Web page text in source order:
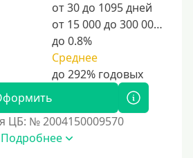
от 30 до 1095 дней
от 15 000 до 300 000 ₽
до 0.8%
Среднее
ЦБ: № 2004150009570
Подробнее